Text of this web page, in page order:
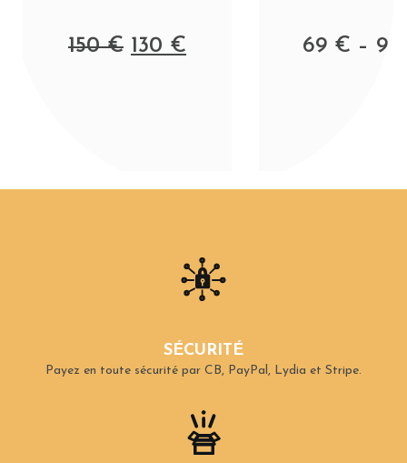
150€ 130 € 69 € –
SÉCURITÉ
Payez en toute sécurité par CB, PayPal, Lydia et Stripe.